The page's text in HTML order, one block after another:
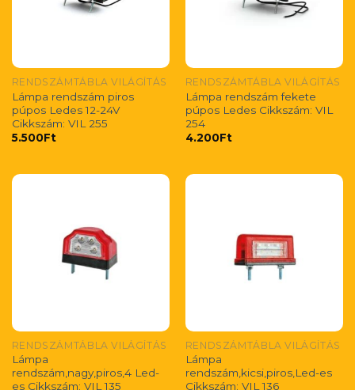
RENDSZÁMTÁBLA VILÁGÍTÁS
Lámpa rendszám piros
púpos Ledes 12-24V
Cikkszám: VIL 255
5.500Ft
RENDSZÁMTÁBLA VILÁGÍTÁS
Lámpa rendszám fekete
púpos Ledes Cikkszám: VIL
254
4.200Ft
RENDSZÁMTÁBLA VILÁGÍTÁS
Lámpa
rendszám,nagy,piros,4 Led-
es Cikkszám: VIL 135
RENDSZÁMTÁBLA VILÁGÍTÁS
Lámpa
rendszám,kicsi,piros,Led-es
Cikkszám: VIL 136